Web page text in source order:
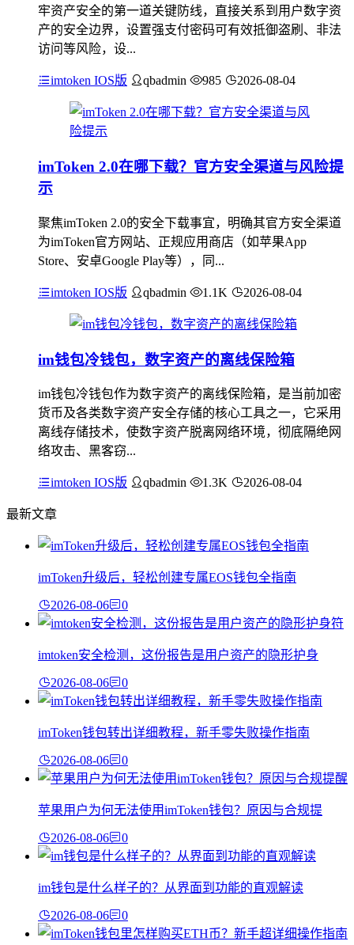
牢资产安全的第一道关键防线，直接关系到用户数字资
产的安全边界，设置强支付密码可有效抵御盗刷、非法
访问等风险，设...
imtoken IOS版 qbadmin 985 2026-08-04
imToken 2.0在哪下载？官方安全渠道与风险提
示
聚焦imToken 2.0的安全下载事宜，明确其官方安全渠道
为imToken官方网站、正规应用商店（如苹果App
Store、安卓Google Play等），同...
imtoken IOS版 qbadmin 1.1K 2026-08-04
im钱包冷钱包，数字资产的离线保险箱
im钱包冷钱包作为数字资产的离线保险箱，是当前加密
货币及各类数字资产安全存储的核心工具之一，它采用
离线存储技术，使数字资产脱离网络环境，彻底隔绝网
络攻击、黑客窃...
imtoken IOS版 qbadmin 1.3K 2026-08-04
最新文章
imToken升级后，轻松创建专属EOS钱包全指南
2026-08-06 0
imtoken安全检测，这份报告是用户资产的隐形护身
2026-08-06 0
imToken钱包转出详细教程，新手零失败操作指南
2026-08-06 0
苹果用户为何无法使用imToken钱包？原因与合规提
2026-08-06 0
im钱包是什么样子的？从界面到功能的直观解读
2026-08-06 0